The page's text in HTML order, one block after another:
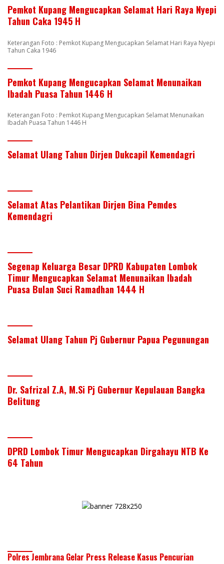
Pemkot Kupang Mengucapkan Selamat Hari Raya Nyepi
Tahun Caka 1945 H
Keterangan Foto : Pemkot Kupang Mengucapkan Selamat Hari Raya Nyepi
Tahun Caka 1946
Pemkot Kupang Mengucapkan Selamat Menunaikan
Ibadah Puasa Tahun 1446 H
Keterangan Foto : Pemkot Kupang Mengucapkan Selamat Menunaikan
Ibadah Puasa Tahun 1446 H
Selamat Ulang Tahun Dirjen Dukcapil Kemendagri
Selamat Atas Pelantikan Dirjen Bina Pemdes
Kemendagri
Segenap Keluarga Besar DPRD Kabupaten Lombok
Timur Mengucapkan Selamat Menunaikan Ibadah
Puasa Bulan Suci Ramadhan 1444 H
Selamat Ulang Tahun Pj Gubernur Papua Pegunungan
Dr. Safrizal Z.A, M.Si Pj Gubernur Kepulauan Bangka
Belitung
DPRD Lombok Timur Mengucapkan Dirgahayu NTB Ke
64 Tahun
Polres Jembrana Gelar Press Release Kasus Pencurian